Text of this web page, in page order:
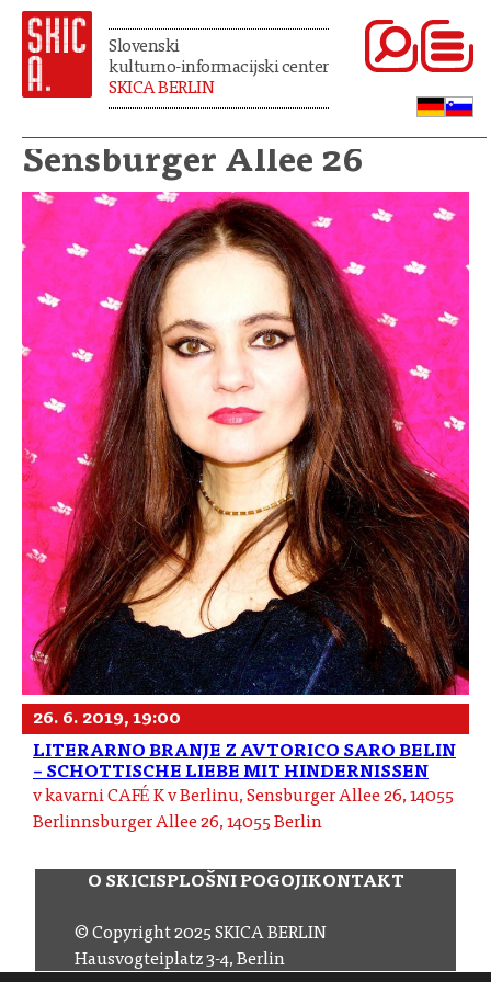
Slovenski
kulturno-informacijski center
SKICA BERLIN
Sensburger Allee 26
26. 6. 2019, 19:00
LITERARNO BRANJE Z AVTORICO SARO BELIN
– SCHOTTISCHE LIEBE MIT HINDERNISSEN
v kavarni CAFÉ K v Berlinu, Sensburger Allee 26, 14055
Berlinnsburger Allee 26, 14055 Berlin
O SKICISPLOŠNI POGOJIKONTAKT
© Copyright 2025 SKICA BERLIN
Hausvogteiplatz 3-4, Berlin